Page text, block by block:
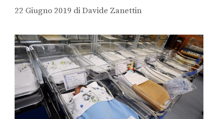
22 Giugno 2019 diDavide Zanettin